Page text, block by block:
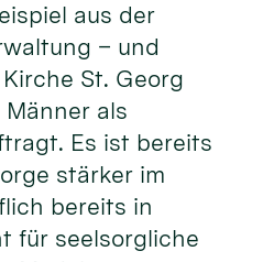
aus der
– und
St. Georg
als
Es ist bereits
stärker im
bereits in
für seelsorgliche